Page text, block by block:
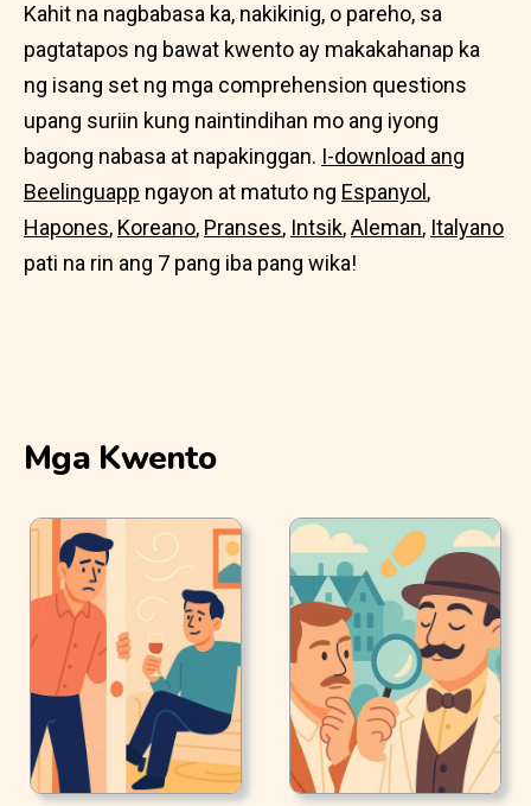
Kahit na nagbabasa ka, nakikinig, o pareho, sa
pagtatapos ng bawat kwento ay makakahanap ka
ng isang set ng mga comprehension questions
upang suriin kung naintindihan mo ang iyong
bagong nabasa at napakinggan. I-download ang
Beelinguapp ngayon at matuto ng Espanyol ,
Hapones, Koreano, Pranses, Intsik,Aleman, Italyano
pati na rin ang 7 pang iba pang wika!
Mga Kwento